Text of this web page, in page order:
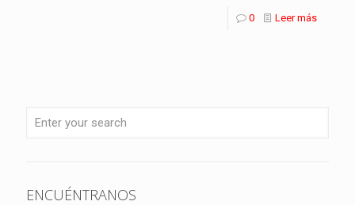
0 Leer más
ENCUÉNTRANOS